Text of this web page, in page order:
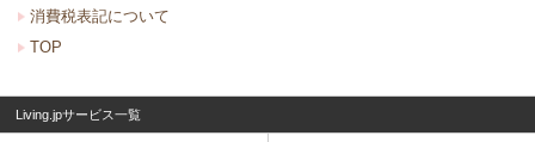
消費税表記について
TOP
Living.jpサービス一覧